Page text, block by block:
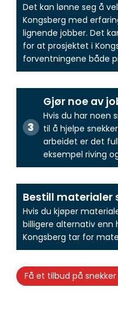
Det kan lønne seg å
Kongsberg med
lignende jobber. Det
for at prosjektet i
forventningene både
Gjør noe av
Hvis du har noen
til å hjelpe
arbeidet er det
eksempel riving
Bestill materialer
Hvis du kjøper
billigere alternativ enn
Kongsberg tar for
Få et tilbud på